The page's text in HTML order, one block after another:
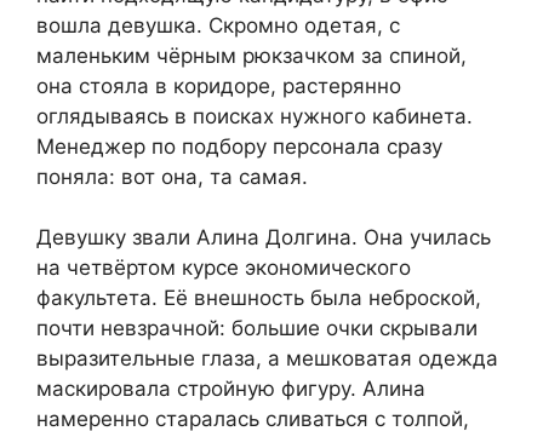
вошла девушка. Скромно одетая, с
маленьким чёрным рюкзачком за спиной,
она стояла в коридоре, растерянно
оглядываясь в поисках нужного кабинета.
Менеджер по подбору персонала сразу
поняла: вот она, та самая.
Девушку звали Алина Долгина. Она училась
на четвёртом курсе экономического
факультета. Её внешность была неброской,
почти невзрачной: большие очки скрывали
выразительные глаза, а мешковатая одежда
маскировала стройную фигуру. Алина
намеренно старалась сливаться с толпой,